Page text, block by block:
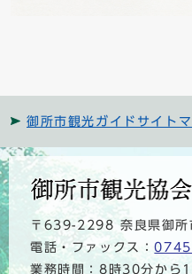
御所市観光ガイドサイト
〒639-2298 奈良県御所
電話・ファックス：
業務時間：8時30分から